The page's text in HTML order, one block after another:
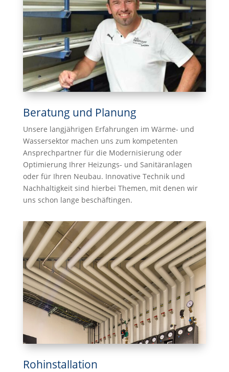
Beratung und Planung
Unsere langjährigen Erfahrungen im Wärme- und
Wassersektor machen uns zum kompetenten
Ansprechpartner für die Modernisierung oder
Optimierung Ihrer Heizungs- und Sanitäranlagen
oder für Ihren Neubau. Innovative Technik und
Nachhaltigkeit sind hierbei Themen, mit denen wir
uns schon lange beschäftingen.
Rohinstallation